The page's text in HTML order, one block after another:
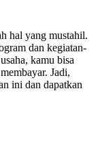
hal yang mustahil.
dan kegiatan-
kamu bisa
Jadi,
ini dan dapatkan